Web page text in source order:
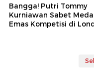
Bangga! Putri Tommy
Kurniawan Sabet
Emas Kompetisi di